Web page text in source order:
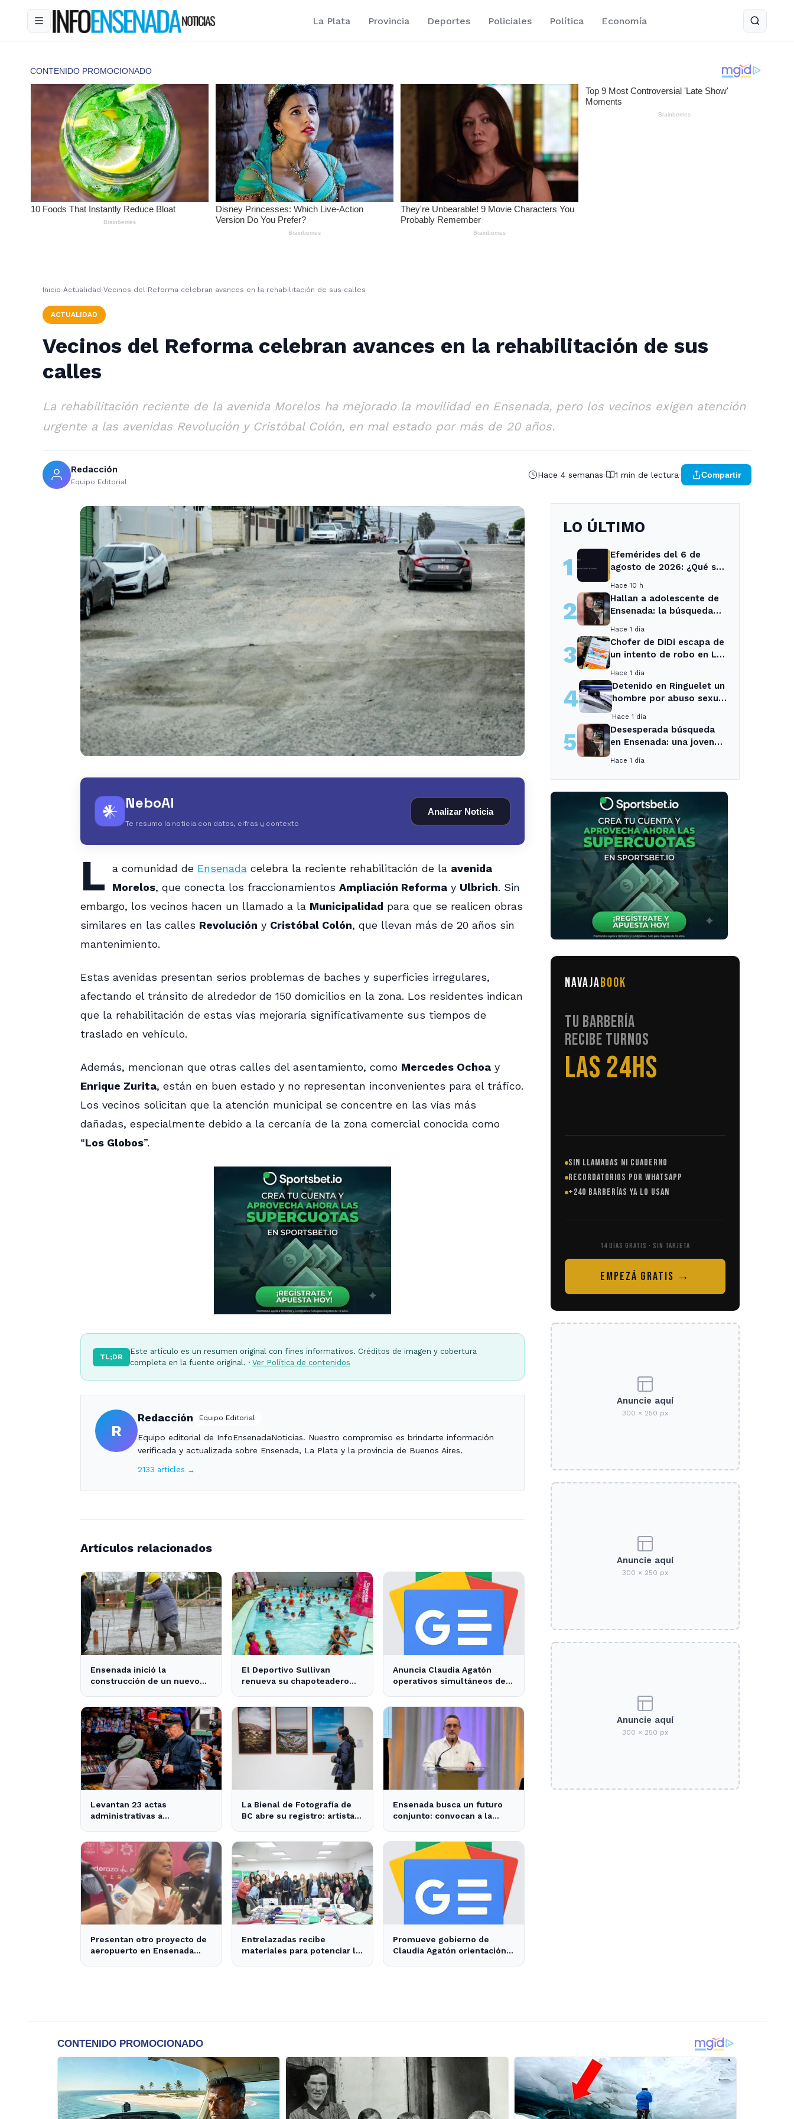
La Plata Provincia Deportes Policiales Política Economía
Inicio ›Actualidad ›Vecinos del Reforma celebran avances en la rehabilitación de sus calles
ACTUALIDAD
Vecinos del Reforma celebran avances en la rehabilitación de sus
calles
La rehabilitación reciente de la avenida Morelos ha mejorado la movilidad en Ensenada, pero los vecinos exigen atención
urgente a las avenidas Revolución y Cristóbal Colón, en mal estado por más de 20 años.
Redacción
Equipo Editorial
Hace 4 semanas 1 min de lectura Compartir
𒀭 NeboAI
Te resumo la noticia con datos, cifras y contexto
Analizar Noticia
L a comunidad de Ensenadacelebra la reciente rehabilitación de la avenida
Morelos, que conecta los fraccionamientos Ampliación Reformay Ulbrich. Sin
embargo, los vecinos hacen un llamado a la Municipalidad para que se realicen obras
similares en las calles Revolución y Cristóbal Colón, que llevan más de 20 años sin
mantenimiento.
Estas avenidas presentan serios problemas de baches y superficies irregulares,
afectando el tránsito de alrededor de 150 domicilios en la zona. Los residentes indican
que la rehabilitación de estas vías mejoraría significativamente sus tiempos de
traslado en vehículo.
Además, mencionan que otras calles del asentamiento, como Mercedes Ochoa y
Enrique Zurita, están en buen estado y no representan inconvenientes para el tráfico.
Los vecinos solicitan que la atención municipal se concentre en las vías más
dañadas, especialmente debido a la cercanía de la zona comercial conocida como
“Los Globos”.
TL;DR
Este artículo es un resumen original con fines informativos. Créditos de imagen y cobertura
completa en la fuente original. · Ver Política de contenidos
R
Redacción Equipo Editorial
Equipo editorial de InfoEnsenadaNoticias. Nuestro compromiso es brindarte información
verificada y actualizada sobre Ensenada, La Plata y la provincia de Buenos Aires.
2133 articles →
Artículos relacionados
Ensenada inició la
construcción de un nuevo
millones - 0221
El Deportivo Sullivan
renueva su chapoteadero
Anuncia Claudia Agatón
operativos simultáneos de
Villas del Roble - XXV
Ayuntamiento de Ensenada
Levantan 23 actas
administrativas a
ZETA
La Bienal de Fotografía de
BC abre su registro: artistas
Ensenada busca un futuro
conjunto: convocan a la
Presentan otro proyecto de
aeropuerto en Ensenada
Entrelazadas recibe
materiales para potenciar la
Promueve gobierno de
Claudia Agatón orientación
LO ÚLTIMO
1
Efemérides del 6 de
agosto de 2026: ¿Qué se
Hace 10 h
2
Hallan a adolescente de
Ensenada: la búsqueda
Hace 1 día
3
Chofer de DiDi escapa de
un intento de robo en La
arrestada
Hace 1 día
4
Detenido en Ringuelet un
hombre por abuso sexual
Hace 1 día
5
Desesperada búsqueda
en Ensenada: una joven
Hace 1 día
NAVAJABOOK
TU BARBERÍA
RECIBE TURNOS
AUNQUE
SIN LLAMADAS NI CUADERNO
RECORDATORIOS POR WHATSAPP
+240 BARBERÍAS YA LO USAN
14 DÍAS GRATIS · SIN TARJETA
EMPEZÁ GRATIS →
Anuncie aquí
300 × 250 px
Anuncie aquí
300 × 250 px
Anuncie aquí
300 × 250 px